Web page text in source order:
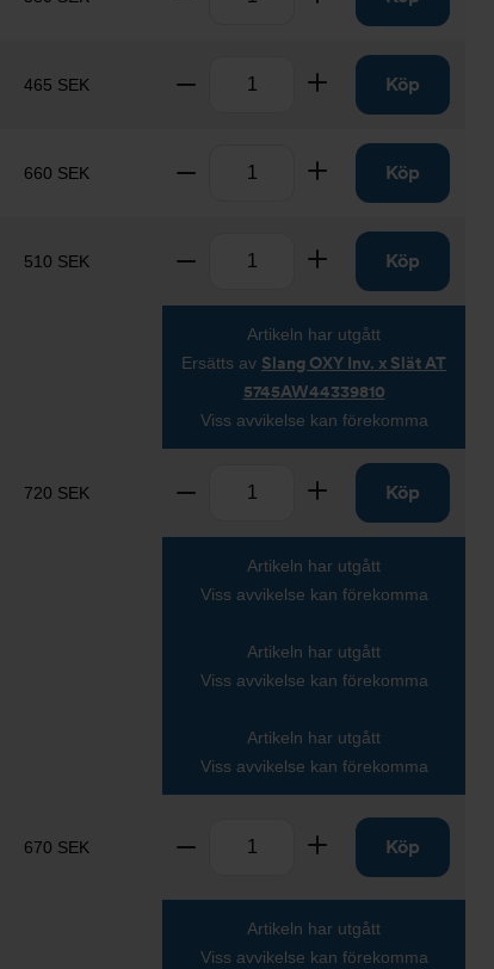
465 SEK Ta bort Lägg tillKöp
660 SEK Ta bort Lägg tillKöp
510 SEK Ta bort Lägg tillKöp
Artikeln har utgått
Ersätts av Slang OXY Inv. x Slät AT
5745AW44339810
Viss avvikelse kan förekomma
720 SEK Ta bort Lägg tillKöp
Artikeln har utgått
Viss avvikelse kan förekomma
Artikeln har utgått
Viss avvikelse kan förekomma
Artikeln har utgått
Viss avvikelse kan förekomma
670 SEK Ta bort Lägg tillKöp
Artikeln har utgått
Viss avvikelse kan förekomma